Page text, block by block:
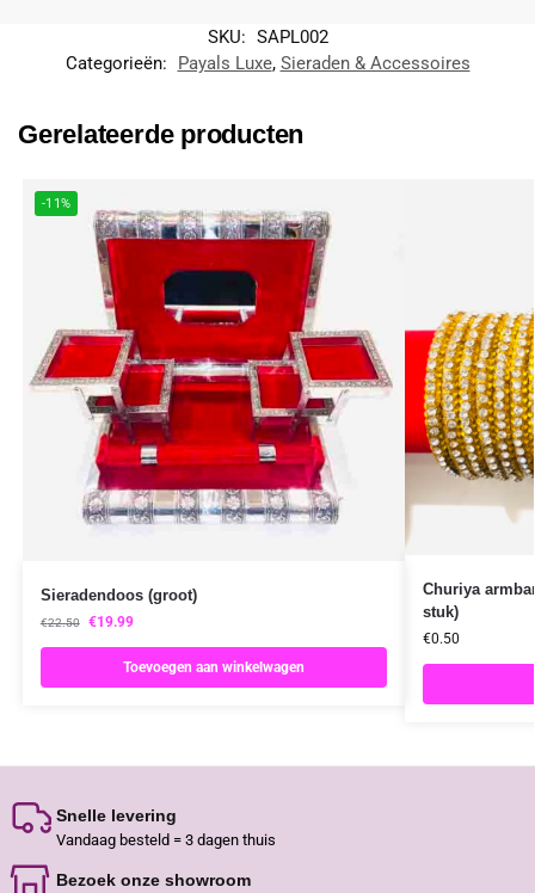
SKU: SAPL002
Categorieën:
Payals Luxe, Sieraden & Accessoires
Gerelateerde producten
-11%
Sieradendoos (groot)
€22.50 €19.99
Toevoegen aan winkelwagen
Churiya
stuk)
€0.50
Snelle levering
Vandaag besteld = 3 dagen thuis
Bezoek onze showroom